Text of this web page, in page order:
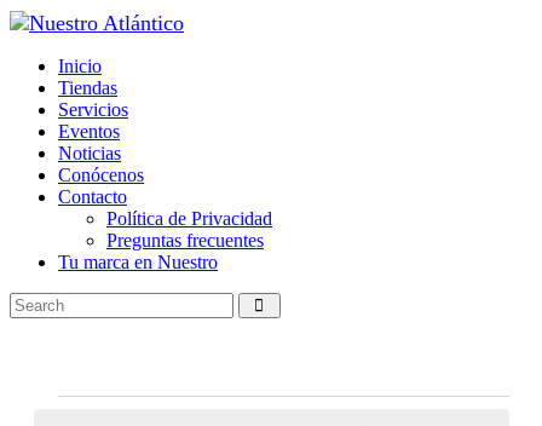
Inicio
Tiendas
Servicios
Eventos
Noticias
Conócenos
Contacto
Política de Privacidad
Preguntas frecuentes
Tu marca en Nuestro